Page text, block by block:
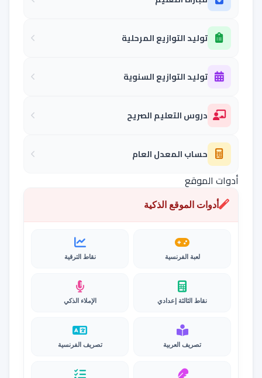
توليد التوازيع المرحلية
توليد التوازيع السنوية
دروس التعليم الصريح
حساب المعدل العام
أدوات الموقع
أدوات الموقع الذكية
لعبة الفرنسية نقاط الترقية
نقاط الثالثة إعدادي الإملاء الذكي
تصريف العربية تصريف الفرنسية